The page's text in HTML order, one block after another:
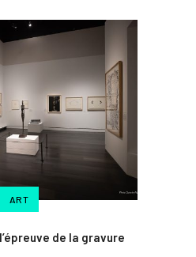
ART
de la gravure